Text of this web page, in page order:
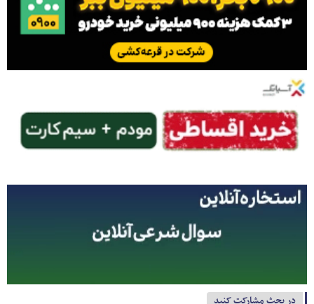
در بحث مشارکت کنید